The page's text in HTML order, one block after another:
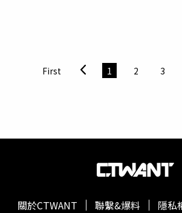
件歸咎於伊斯蘭國（Islamic State）。
革仍陸續發生其他暴力事件，包括今年5
尺的一座高鹽度地下湖泊。研究指出，
仍與海洋相連，後來冰川逐漸向前推進
流。至於令人毛骨悚然的血紅色，最新
接觸空氣中的氧氣產生氧化反應，如同
流逐漸轉為暗紅色。研究團隊進一步利
矽、鈣、鋁及鈉等元素的奈米微粒。這
First 1 2 3
關於CTWANT 聯繫&爆料
隱私